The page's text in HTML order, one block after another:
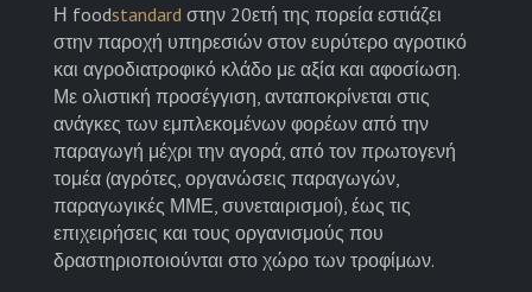
Η foodstandard στην 20ετή της πορεία εστιάζει
στην παροχή υπηρεσιών στον ευρύτερο αγροτικό
και αγροδιατροφικό κλάδο με αξία και αφοσίωση.
Με ολιστική προσέγγιση, ανταποκρίνεται στις
ανάγκες των εμπλεκομένων φορέων από την
παραγωγή μέχρι την αγορά, από τον πρωτογενή
τομέα (αγρότες, οργανώσεις παραγωγών,
παραγωγικές ΜΜΕ, συνεταιρισμοί), έως τις
επιχειρήσεις και τους οργανισμούς που
δραστηριοποιούνται στο χώρο των τροφίμων.